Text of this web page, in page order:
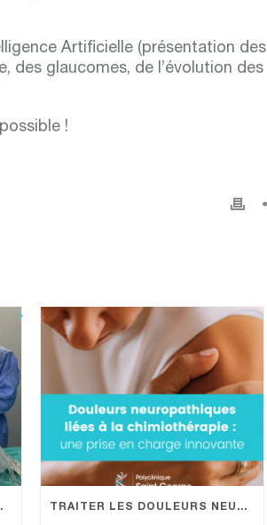
Artificielle (présentation des
des glaucomes, de l’évolution des
!
POUR LES PATIENTS ! TRAITER LES DOULEURS NEUROPATHIQUES LIÉES À LA CHIMIOTHÉRAPIE EN HÔPITAL DE JOUR : UNE PRISE EN CHARGE INNOVANTE